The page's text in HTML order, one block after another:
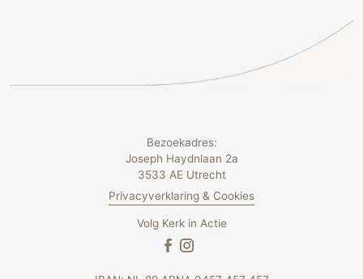
Bezoekadres:
Joseph Haydnlaan 2a
3533 AE Utrecht
Privacyverklaring & Cookies
Volg Kerk in Actie